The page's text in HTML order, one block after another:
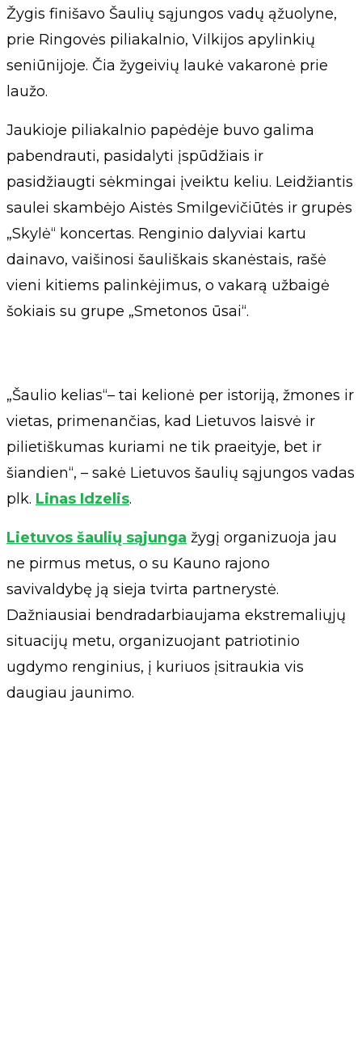
Žygis finišavo Šaulių sąjungos vadų ąžuolyne,
prie Ringovės piliakalnio, Vilkijos apylinkių
seniūnijoje. Čia žygeivių laukė vakaronė prie
laužo.
Jaukioje piliakalnio papėdėje buvo galima
pabendrauti, pasidalyti įspūdžiais ir
pasidžiaugti sėkmingai įveiktu keliu. Leidžiantis
saulei skambėjo Aistės Smilgevičiūtės ir grupės
„Skylė“ koncertas. Renginio dalyviai kartu
dainavo, vaišinosi šauliškais skanėstais, rašė
vieni kitiems palinkėjimus, o vakarą užbaigė
šokiais su grupe „Smetonos ūsai“.
„Šaulio kelias“– tai kelionė per istoriją, žmones ir
vietas, primenančias, kad Lietuvos laisvė ir
pilietiškumas kuriami ne tik praeityje, bet ir
šiandien“, – sakė Lietuvos šaulių sąjungos vadas
plk. Linas Idzelis.
Lietuvos šaulių sąjunga žygį organizuoja jau
ne pirmus metus, o su Kauno rajono
savivaldybę ją sieja tvirta partnerystė.
Dažniausiai bendradarbiaujama ekstremaliųjų
situacijų metu, organizuojant patriotinio
ugdymo renginius, į kuriuos įsitraukia vis
daugiau jaunimo.